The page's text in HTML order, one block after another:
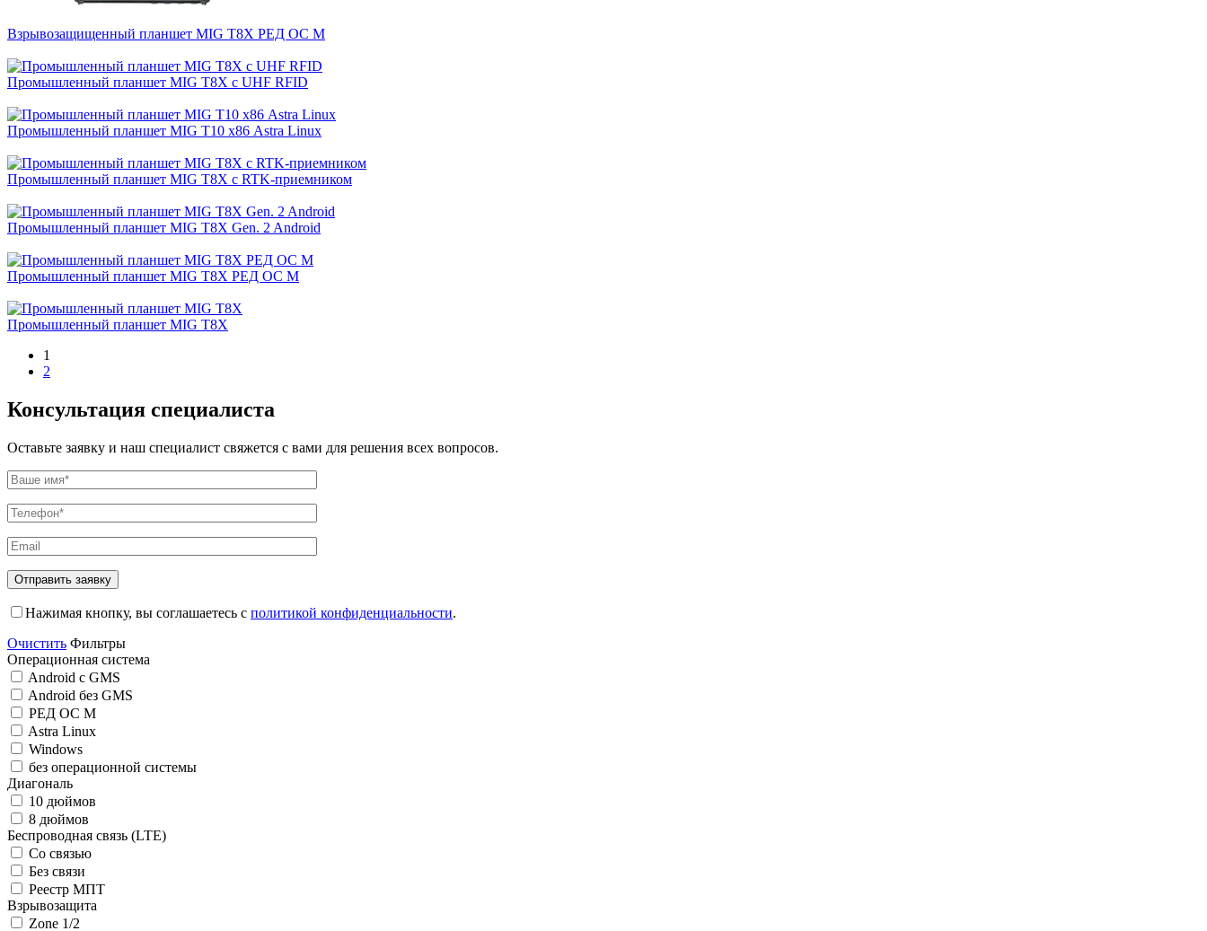
Взрывозащищенный планшет MIG T8X РЕД ОС М
Промышленный планшет MIG T8X с UHF RFID
Промышленный планшет MIG T10 х86 Astra Linux
Промышленный планшет MIG T8X с RTK-приемником
Промышленный планшет MIG T8X Gen. 2 Android
Промышленный планшет MIG T8X РЕД ОС М
Промышленный планшет MIG T8X
1
2
Консультация специалиста
Оставьте заявку и наш специалист свяжется с вами для решения всех вопросов.
Отправить заявку
Нажимая кнопку, вы соглашаетесь с политикой конфиденциальности.
Очистить Фильтры
Операционная система
Android c GMS
Android без GMS
РЕД ОС М
Astra Linux
Windows
без операционной системы
Диагональ
10 дюймов
8 дюймов
Беспроводная связь (LTE)
Со связью
Без связи
Реестр МПТ
Взрывозащита
Zone 1/2